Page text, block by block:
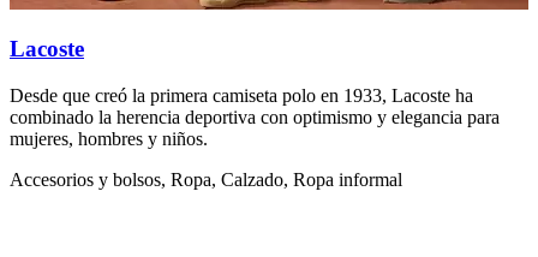
Lacoste
Desde que creó la primera camiseta polo en 1933, Lacoste ha
combinado la herencia deportiva con optimismo y elegancia para
mujeres, hombres y niños.
Accesorios y bolsos, Ropa, Calzado, Ropa informal